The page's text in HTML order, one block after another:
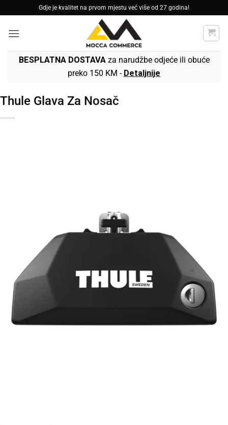
to
content
Gdje je kvalitet na prvom mjestu već više od 27 godina!
BESPLATNA DOSTAVAza narudžbe odjeće ili obuće
preko 150 KM - Detaljnije
Thule Glava Za Nosač